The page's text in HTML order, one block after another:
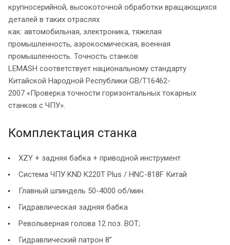
крупносерийной, высокоточной обработки вращающихся
деталей в таких отраслях
как: автомобильная, электроника, тяжелая
промышленность, аэрокосмическая, военная
промышленность. Точность станков
LEMASH соответствует национальному стандарту
Китайской Народной Республики GB/T16462-
2007 «Проверка точности горизонтальных токарных
станков с ЧПУ».
Комплектация станка
XZY + задняя бабка + приводной инструмент
Система ЧПУ KND K220T Plus / HNC-818F Китай
Главный шпиндель 50-4000 об/мин.
Гидравлическая задняя бабка
Револьверная голова 12 поз. BOT;
Гидравлический патрон 8”